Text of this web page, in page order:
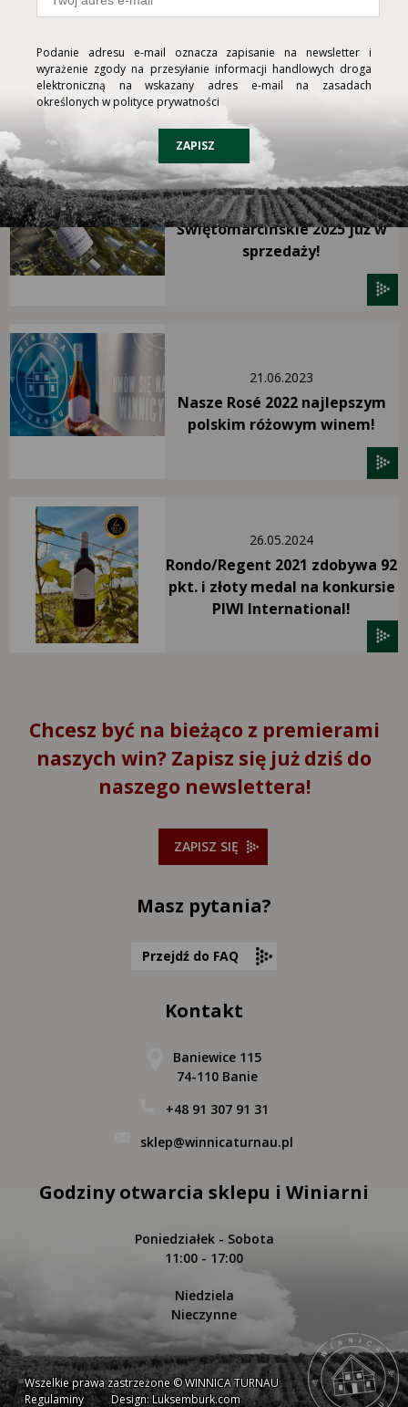
PRZEJDŹ DO KARTY WINA ABY
05.11.2025
Świętomarcińskie 2025 już w
sprzedaży!
21.06.2023
Nasze Rosé 2022 najlepszym
polskim różowym winem!
26.05.2024
Rondo/Regent 2021 zdobywa 92
pkt. i złoty medal na konkursie
PIWI International!
Chcesz być na bieżąco z premierami
naszych win? Zapisz się już dziś do
naszego newslettera!
ZAPISZ SIĘ
Masz pytania?
Przejdź do FAQ
Kontakt
Baniewice 115
74-110 Banie
+48 91 307 91 31
sklep@winnicaturnau.pl
Godziny otwarcia sklepu i Winiarni
Poniedziałek - Sobota
11:00 - 17:00
Niedziela
Nieczynne
Podanie adresu e-mail oznacza zapisanie na newsletter i
wyrażenie zgody na przesyłanie informacji handlowych droga
elektroniczną na wskazany adres e-mail na zasadach
określonych w polityce prywatności
ZAPISZ
Wszelkie prawa zastrzeżone © WINNICA TURNAU
Regulaminy
Design: Luksemburk.com